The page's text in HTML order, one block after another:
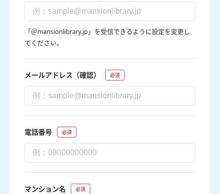
「＠mansionlibrary.jp」を受信できるように設定を変更し
てください。
メールアドレス（確認）
電話番号
マンション名